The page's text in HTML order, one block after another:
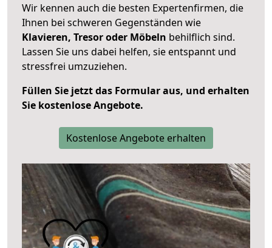
Wir kennen auch die besten Expertenfirmen, die
Ihnen bei schweren Gegenständen wie
Klavieren, Tresor oder Möbeln behilflich sind.
Lassen Sie uns dabei helfen, sie entspannt und
stressfrei umzuziehen.
Füllen Sie jetzt das Formular aus, und erhalten
Sie kostenlose Angebote.
Kostenlose Angebote erhalten